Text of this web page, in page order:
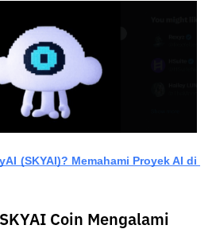
(SKYAI)? Memahami Proyek AI di
Coin Mengalami